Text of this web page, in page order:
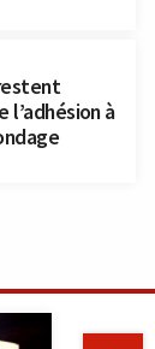
l’adhésion à